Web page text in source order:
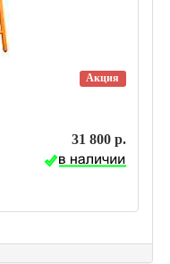
Акция
31 800 р.